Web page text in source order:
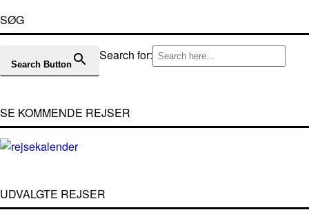
SØG
Search for:
Search Button
SE KOMMENDE REJSER
UDVALGTE REJSER